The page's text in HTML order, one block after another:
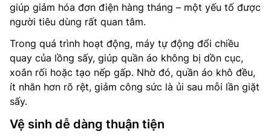
giúp giảm hóa đơn điện hàng tháng – một yếu tố được
người tiêu dùng rất quan tâm.
Trong quá trình hoạt động, máy tự động đổi chiều
quay của lồng sấy, giúp quần áo không bị dồn cục,
xoắn rối hoặc tạo nếp gấp. Nhờ đó, quần áo khô đều,
ít nhăn hơn rõ rệt, giảm công sức là ủi sau mỗi lần giặt
sấy.
Vệ sinh dễ dàng thuận tiện